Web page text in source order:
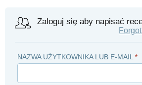
Zaloguj się aby napisać
NAZWA UŻYTKOWNIKA LUB E-MAIL *